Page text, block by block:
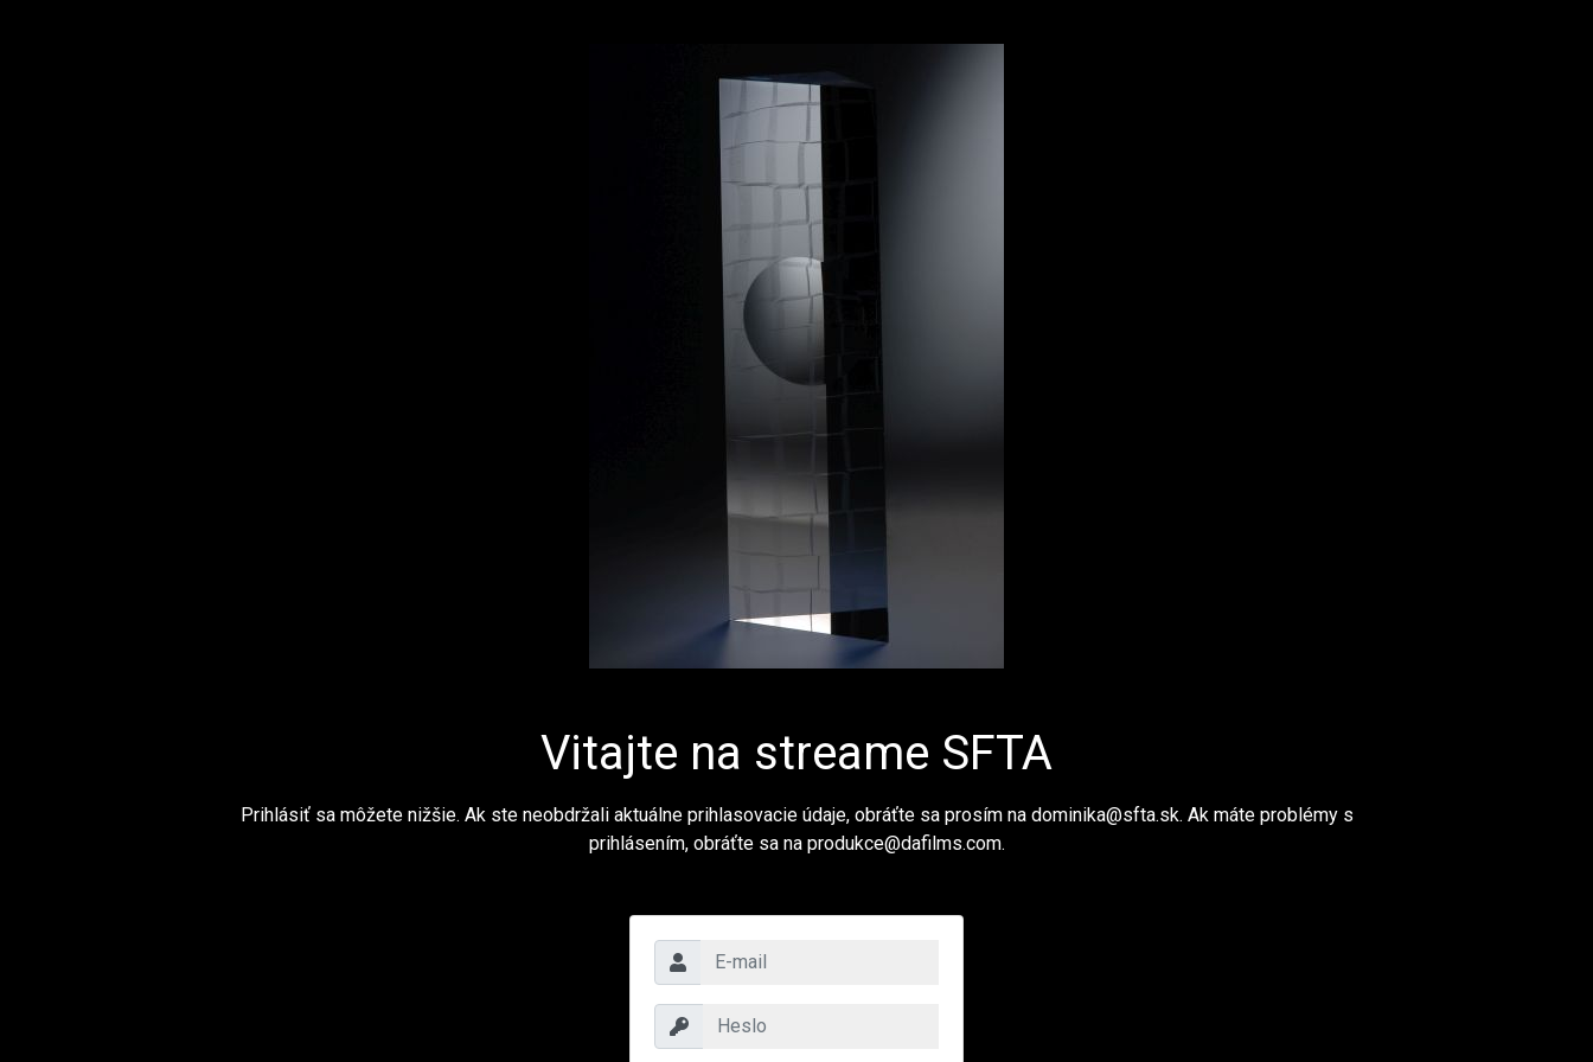
Vitajte na streame SFTA
Prihlásiť sa môžete nižšie. Ak ste neobdržali aktuálne prihlasovacie údaje, obráťte sa prosím na dominika@sfta.sk. Ak máte problémy s
prihlásením, obráťte sa na produkce@dafilms.com.